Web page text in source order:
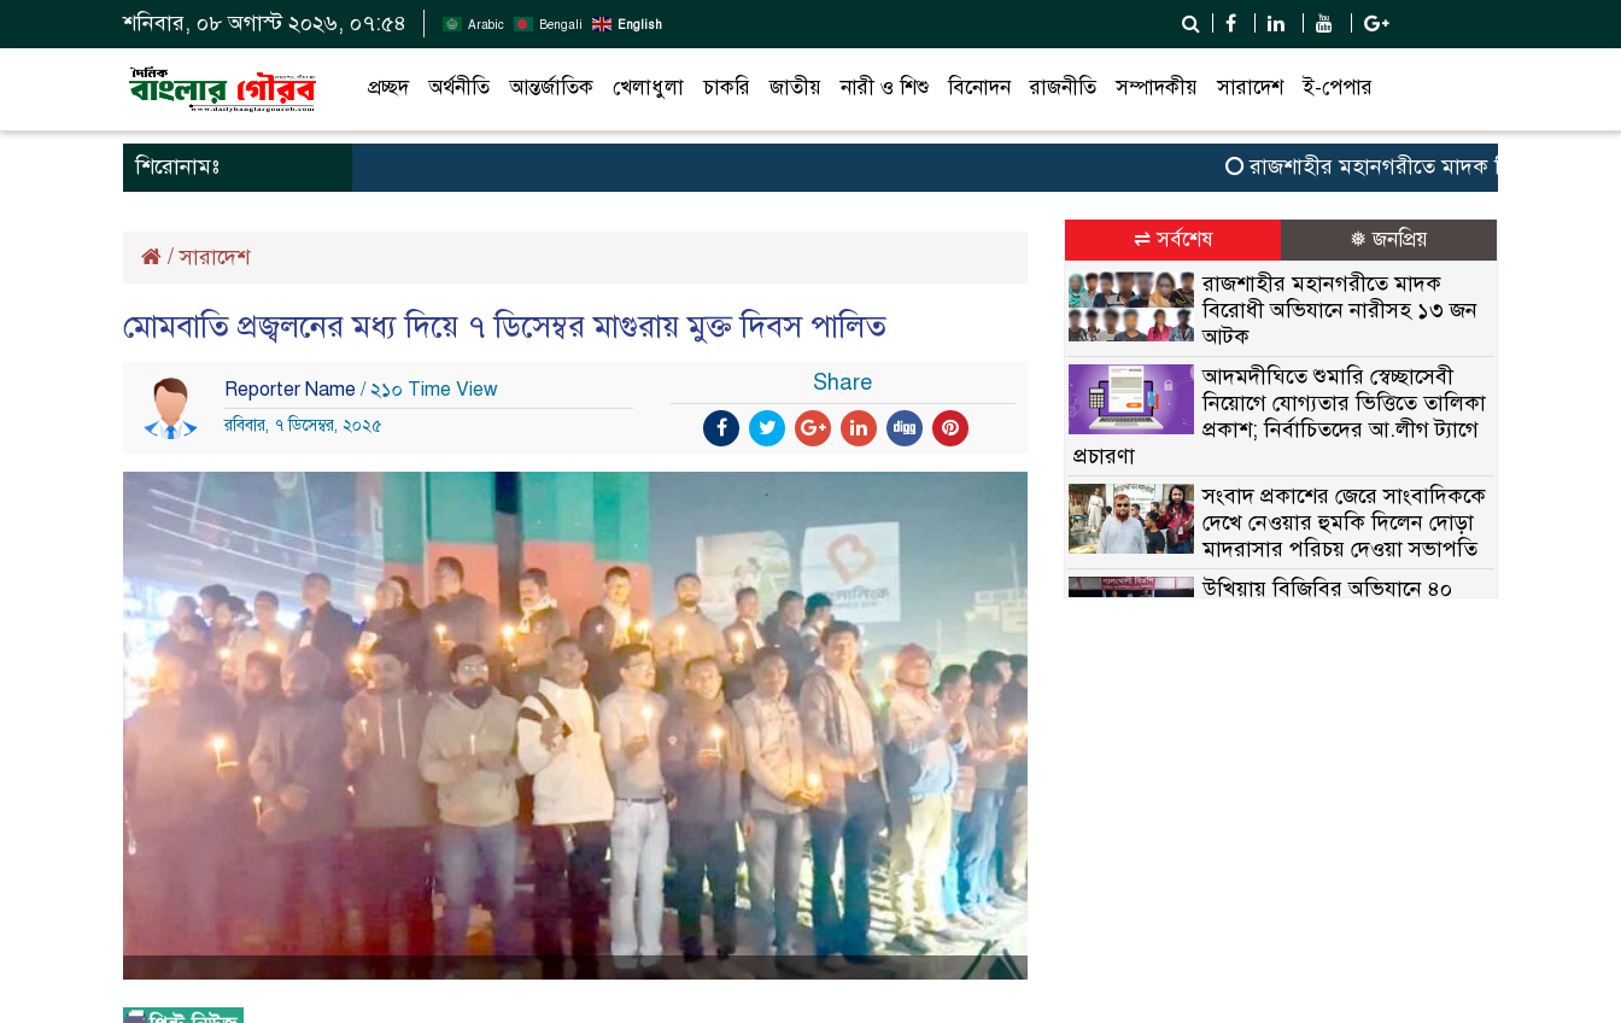
শনিবার, ০৮ অগাস্ট ২০২৬, ০৭:৫৪ Arabic Bengali English
প্রচ্ছদ অর্থনীতি আন্তর্জাতিক খেলাধুলা চাকরি জাতীয় নারী ও শিশু বিনোদন রাজনীতি সম্পাদকীয় সারাদেশ ই-পেপার
শিরোনামঃ রাজশাহীর মহানগরীতে মাদক বিরোধী অভিযানে
/সারাদেশ
মোমবাতি প্রজ্বলনের মধ্য দিয়ে ৭ ডিসেম্বর মাগুরায় মুক্ত দিবস পালিত
Reporter Name / ২১০ Time View
রবিবার, ৭ ডিসেম্বর, ২০২৫
Share
⇌ সর্বশেষ ❅ জনপ্রিয়
রাজশাহীর মহানগরীতে মাদক
বিরোধী অভিযানে নারীসহ ১৩ জন
আটক
আদমদীঘিতে শুমারি স্বেচ্ছাসেবী
নিয়োগে যোগ্যতার ভিত্তিতে তালিকা
প্রকাশ; নির্বাচিতদের আ.লীগ ট্যাগে
প্রচারণা
সংবাদ প্রকাশের জেরে সাংবাদিককে
দেখে নেওয়ার হুমকি দিলেন দোড়া
মাদরাসার পরিচয় দেওয়া সভাপতি
উখিয়ায় বিজিবির অভিযানে ৪০